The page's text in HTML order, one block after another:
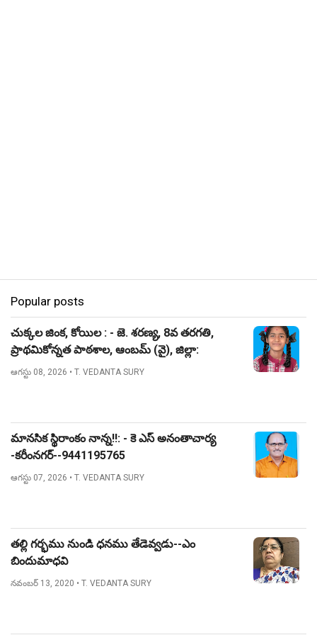
Popular posts
చుక్కల జింక, కోయిల : - జె. శరణ్య, 8వ తరగతి,
ప్రాథమికోన్నత పాఠశాల, ఆంబమ్ (వై), జిల్లా:
నిజామాబాద్.
ఆగస్టు 08, 2026 • T. VEDANTA SURY
మానసిక స్థిరాంకం నాన్న!!: - కె ఎస్ అనంతాచార్య
-కరీంనగర్--9441195765
ఆగస్టు 07, 2026 • T. VEDANTA SURY
తల్లి గర్భము నుండి ధనము తేడెవ్వడు--ఎం
బిందుమాధవి
నవంబర్ 13, 2020 • T. VEDANTA SURY